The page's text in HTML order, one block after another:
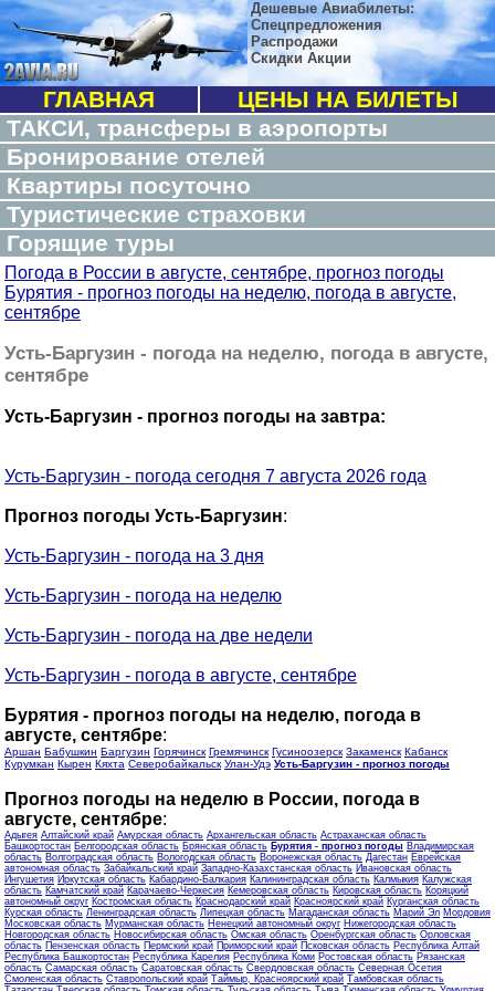
Дешевые Авиабилеты:
Спецпредложения
Распродажи
Скидки Акции
ГЛАВНАЯ
ЦЕНЫ НА БИЛЕТЫ
ТАКСИ, трансферы в аэропорты
Бронирование отелей
Квартиры посуточно
Туристические страховки
Горящие туры
Погода в России в августе, сентябре, прогноз погоды
Бурятия - прогноз погоды на неделю, погода в августе,
сентябре
Усть-Баргузин - погода на неделю, погода в августе,
сентябре
Усть-Баргузин - прогноз погоды на завтра:
Усть-Баргузин - погода сегодня 7 августа 2026 года
Прогноз погоды Усть-Баргузин:
Усть-Баргузин - погода на 3 дня
Усть-Баргузин - погода на неделю
Усть-Баргузин - погода на две недели
Усть-Баргузин - погода в августе, сентябре
Бурятия - прогноз погоды на неделю, погода в
августе, сентябре:
Аршан Бабушкин Баргузин Горячинск Гремячинск Гусиноозерск Закаменск Кабанск
Курумкан Кырен Кяхта Северобайкальск Улан-Удэ Усть-Баргузин - прогноз погоды
Прогноз погоды на неделю в России, погода в
августе, сентябре:
Адыгея Алтайский край Амурская область Архангельская область Астраханская область
Башкортостан Белгородская область Брянская область Бурятия - прогноз погоды Владимирская
область Волгоградская область Вологодская область Воронежская область Дагестан Еврейская
автономная область Забайкальский край Западно-Казахстанская область Ивановская область
Ингушетия Иркутская область Кабардино-Балкария Калининградская область Калмыкия Калужская
область Камчатский край Карачаево-Черкесия Кемеровская область Кировская область Коряцкий
автономный округ Костромская область Краснодарский край Красноярский край Курганская область
Курская область Ленинградская область Липецкая область Магаданская область Марий Эл Мордовия
Московская область Мурманская область Ненецкий автономный округ Нижегородская область
Новгородская область Новосибирская область Омская область Оренбургская область Орловская
область Пензенская область Пермский край Приморский край Псковская область Республика Алтай
Республика Башкортостан Республика Карелия Республика Коми Ростовская область Рязанская
область Самарская область Саратовская область Свердловская область Северная Осетия
Смоленская область Ставропольский край Таймыр, Красноярский край Тамбовская область